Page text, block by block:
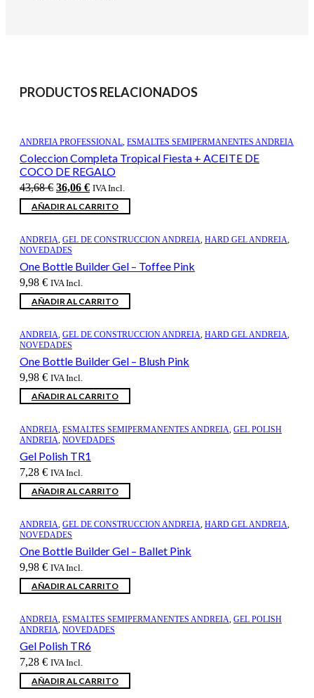
PRODUCTOS RELACIONADOS
ANDREIA PROFESSIONAL, ESMALTES SEMIPERMANENTES ANDREIA
Coleccion Completa Tropical Fiesta + ACEITE DE
COCO DE REGALO
43,68€ El
precio
original
43,68 €.
36,06 €El
precio
actual
36,06 €.
IVA Incl.
AÑADIR AL CARRITO
ANDREIA, GEL DE CONSTRUCCION ANDREIA, HARD GEL ANDREIA,
NOVEDADES
One Bottle Builder Gel – Toffee Pink
9,98 € IVA Incl.
AÑADIR AL CARRITO
ANDREIA, GEL DE CONSTRUCCION ANDREIA, HARD GEL ANDREIA,
NOVEDADES
One Bottle Builder Gel – Blush Pink
9,98 € IVA Incl.
AÑADIR AL CARRITO
ANDREIA, ESMALTES SEMIPERMANENTES ANDREIA, GEL POLISH
ANDREIA, NOVEDADES
Gel Polish TR1
7,28 € IVA Incl.
AÑADIR AL CARRITO
ANDREIA, GEL DE CONSTRUCCION ANDREIA, HARD GEL ANDREIA,
NOVEDADES
One Bottle Builder Gel – Ballet Pink
9,98 € IVA Incl.
AÑADIR AL CARRITO
ANDREIA, ESMALTES SEMIPERMANENTES ANDREIA, GEL POLISH
ANDREIA, NOVEDADES
Gel Polish TR6
7,28 € IVA Incl.
AÑADIR AL CARRITO